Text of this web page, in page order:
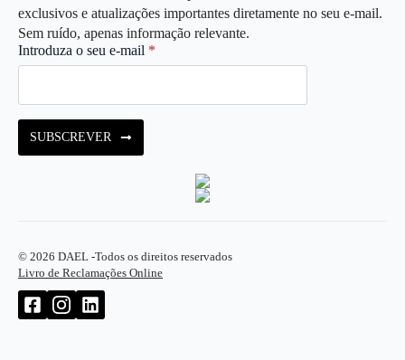
exclusivos e atualizações importantes diretamente no seu e-mail.
Sem ruído, apenas informação relevante.
Introduza o seu e-mail *
SUBSCREVER
© 2026 DAEL -Todos os direitos reservados
Livro de Reclamações Online